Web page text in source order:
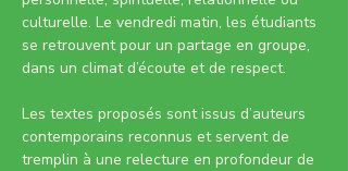
culturelle. Le vendredi matin, les étudiants
se retrouvent pour un partage en groupe,
dans un climat d’écoute et de respect.
Les textes proposés sont issus d’auteurs
contemporains reconnus et servent de
tremplin à une relecture en profondeur de